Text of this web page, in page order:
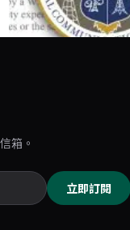
箱。
立即訂閱